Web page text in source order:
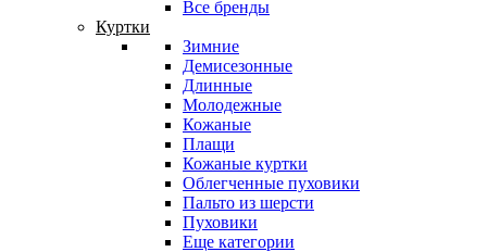
Все бренды
Куртки
Зимние
Демисезонные
Длинные
Молодежные
Кожаные
Плащи
Кожаные куртки
Облегченные пуховики
Пальто из шерсти
Пуховики
Еще категории